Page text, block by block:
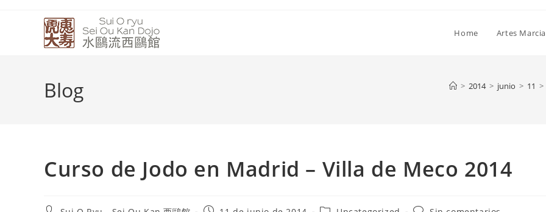
Home Artes
Blog > 2014 > junio > 11 >
Curso de Jodo en Madrid – Villa de Meco 2014